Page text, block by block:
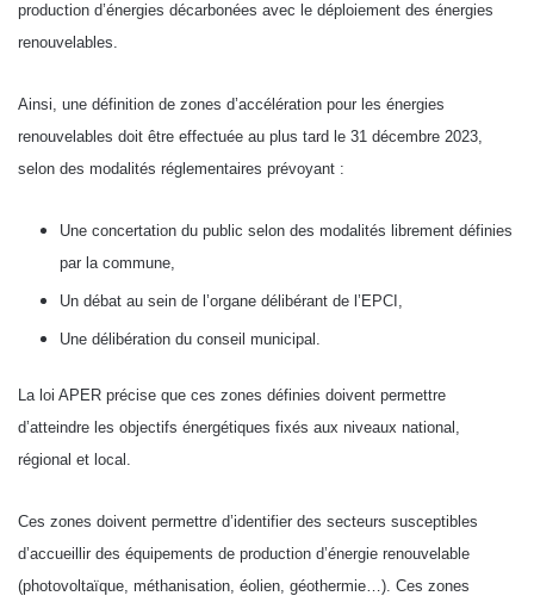
production d’énergies décarbonées avec le déploiement des énergies
renouvelables.
Ainsi, une définition de zones d’accélération pour les énergies
renouvelables doit être effectuée au plus tard le 31 décembre 2023,
selon des modalités réglementaires prévoyant :
Une concertation du public selon des modalités librement définies
par la commune,
Un débat au sein de l’organe délibérant de l’EPCI,
Une délibération du conseil municipal.
La loi APER précise que ces zones définies doivent permettre
d’atteindre les objectifs énergétiques fixés aux niveaux national,
régional et local.
Ces zones doivent permettre d’identifier des secteurs susceptibles
d’accueillir des équipements de production d’énergie renouvelable
(photovoltaïque, méthanisation, éolien, géothermie…). Ces zones